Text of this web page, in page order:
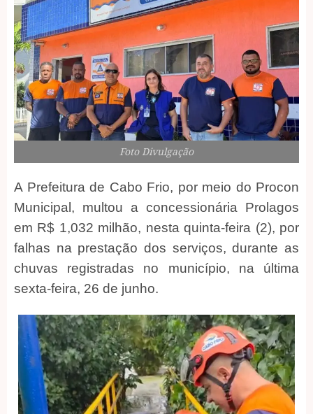
Foto Divulgação
A Prefeitura de Cabo Frio, por meio do Procon
Municipal, multou a concessionária Prolagos
em R$ 1,032 milhão, nesta quinta-feira (2), por
falhas na prestação dos serviços, durante as
chuvas registradas no município, na última
sexta-feira, 26 de junho.